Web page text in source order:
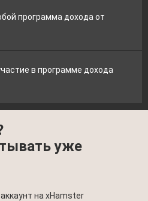
программа дохода от
в программе дохода
уже
на xHamster